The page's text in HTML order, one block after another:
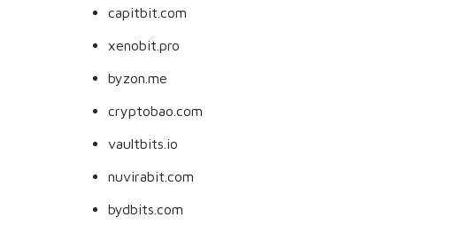
capitbit.com
xenobit.pro
byzon.me
cryptobao.com
vaultbits.io
nuvirabit.com
bydbits.com